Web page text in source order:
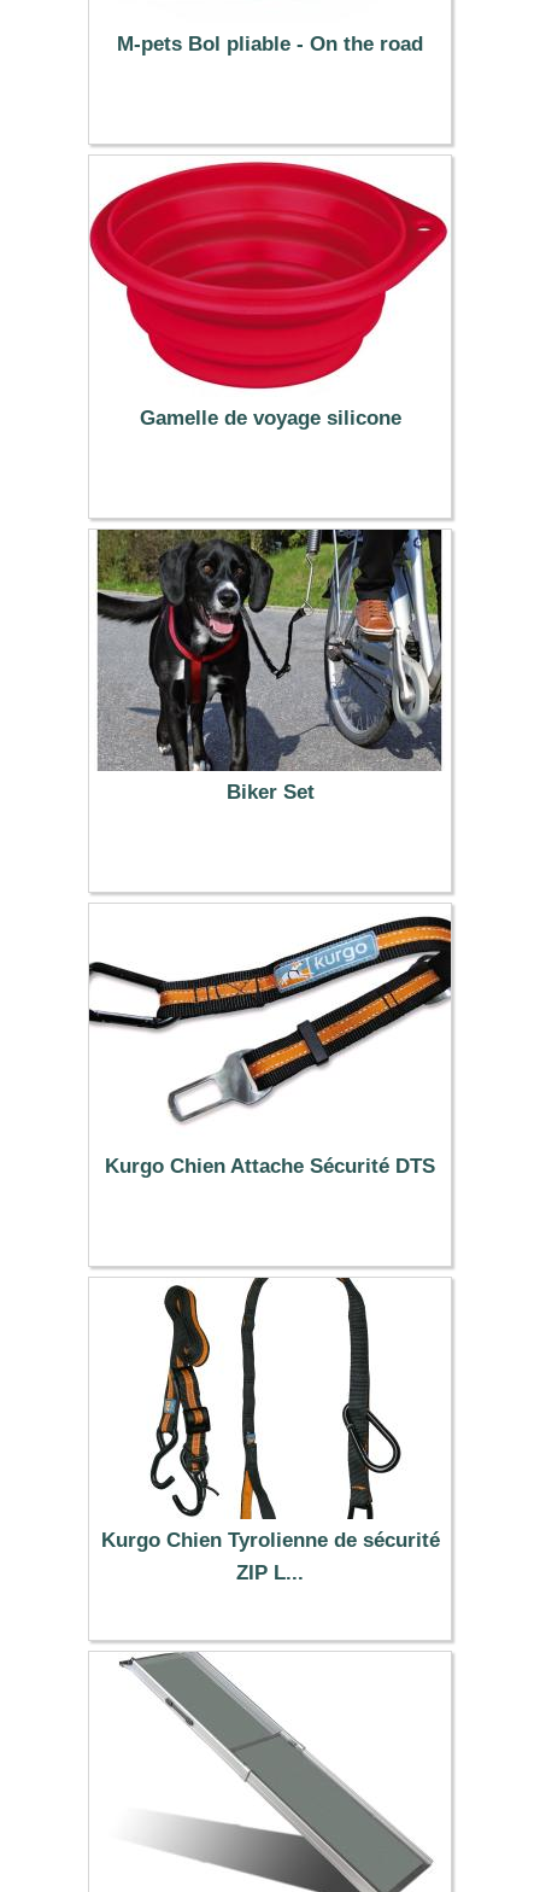
M-pets Bol pliable - On the road
10.99 €
Gamelle de voyage silicone
7.99 €
Biker Set
29.99 €
Kurgo Chien Attache Sécurité DTS
11.99 €
Kurgo Chien Tyrolienne de sécurité
ZIP L...
29.90 €